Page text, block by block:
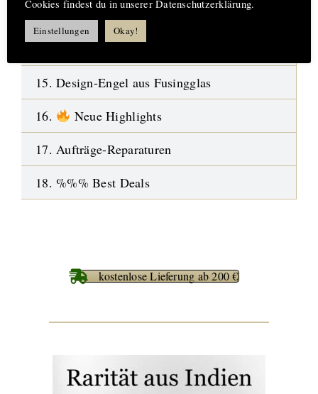
13. DIY-Schmuckteile
14. Symbol-Schmuck
15. Design-Engel aus Fusingglas
16.
Neue Highlights
17. Aufträge-Reparaturen
18. %%% Best Deals
kostenlose Lieferung ab 200 €
Cookies findest du in unserer Datenschutzerklärung.
Einstellungen Okay!